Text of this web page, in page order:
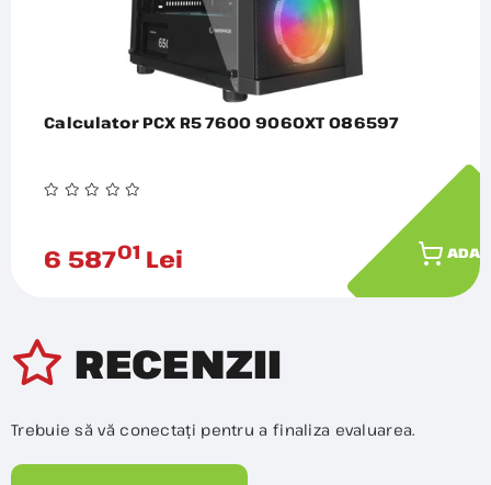
Calculator PCX R5 7600 9060XT 086597
6 58701 Lei
RECENZII
Trebuie să vă conectați pentru a finaliza evaluarea.